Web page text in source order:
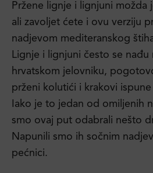
Pržene lignje i lignjuni možda
ali zavoljet ćete i ovu verziju
nadjevom mediteranskog
Lignje i lignjuni često se nađu
hrvatskom jelovniku,
prženi kolutići i krakovi
Iako je to jedan od omiljenih
smo ovaj put odabrali nešto
Napunili smo ih sočnim
pećnici.